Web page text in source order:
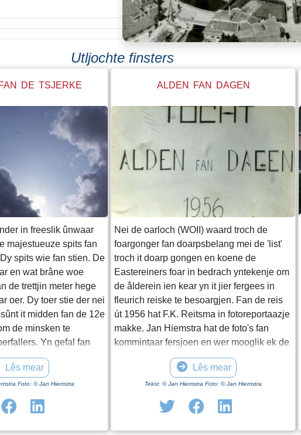
Utljochte finsters
DE TSJERKE
in freeslik ûnwaar
majestueuze spits fan
spits wie fan stien. De
en wat brâne woe
de trettjin meter hege
oer. Dy toer stie der nei
it midden fan de 12e
de minsken te
Yn gefal fan
efter de stiennen
doar foar de yngong
De doar dy ’t no
yn 1862 ynsetten,
fan tsjerke en
Lês mear
Foto: © Jan Hiemstra
ALDEN FAN DAGEN
Nei de oarloch (WOII) waard troch de
foargonger fan doarpsbelang mei de 'list'
troch it doarp gongen en koene de
Eastereiners foar in bedrach yntekenje om
de âlderein ien kear yn it jier fergees in
fleurich reiske te besoargjen. Fan de reis
út 1956 hat F.K. Reitsma in fotoreportaazje
makke. Jan Hiemstra hat de foto's fan
kommintaar fersjoen en wer mooglik ek de
nammen neamd. Oanfullingen binne
Lês mear
Tekst: © Jan Hiemstra Foto: © Jan Hiemstra